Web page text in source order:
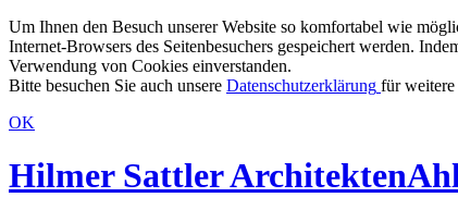
Um Ihnen den Besuch unserer Website so komfortabel wie
Internet-Browsers des Seitenbesuchers gespeichert werden.
Verwendung von Cookies einverstanden.
Bitte besuchen Sie auch unsere Datenschutzerklärung für
OK
Hilmer Sattler Architekten